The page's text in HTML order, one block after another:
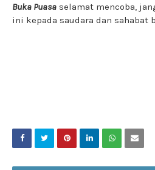
Buka Puasa selamat mencoba,
ini kepada saudara dan sahabat